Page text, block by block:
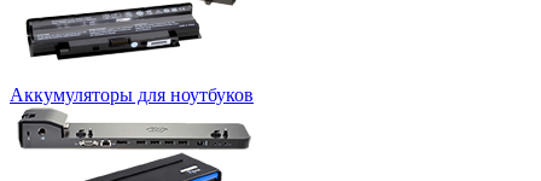
Аккумуляторы для ноутбуков